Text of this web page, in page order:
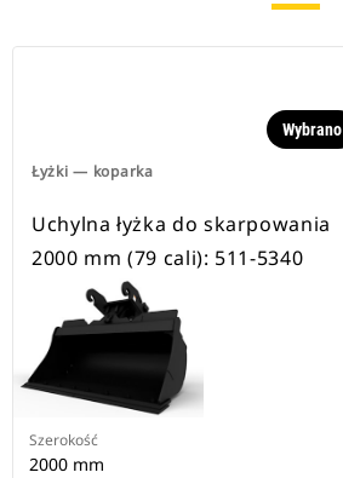
Łyżki — koparka
Wybrano
Uchylna łyżka do skarpowania
2000 mm (79 cali): 511-5340
Szerokość
2000 mm